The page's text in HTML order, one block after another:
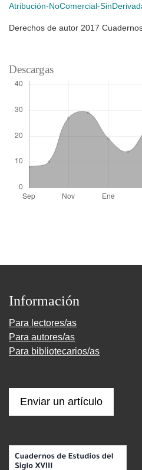
Atribución-NoComercial-
Derechos de autor 2017
Descargas
Información
Para lectores/as
Para autores/as
Para bibliotecarios/as
Enviar un artículo